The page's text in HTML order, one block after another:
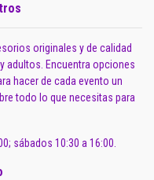
originales y de calidad
adultos. Encuentra opciones
hacer de cada evento un
todo lo que necesitas para
sábados 10:30 a 16:00.